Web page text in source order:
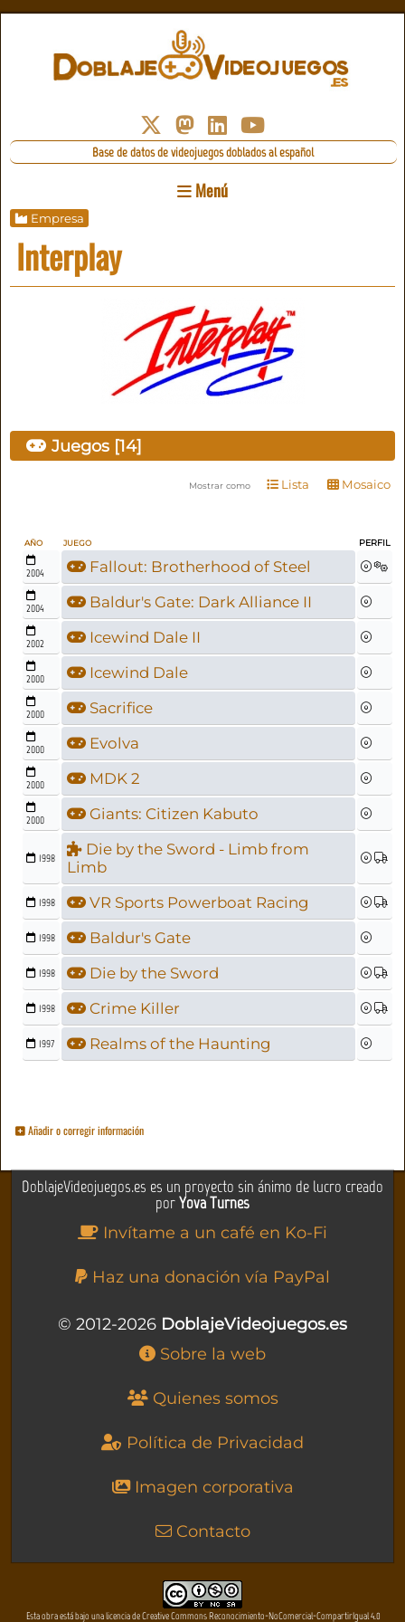
Base de datos de videojuegos doblados al español
Menú
Empresa
Interplay
Juegos [14]
Mostrar como Lista Mosaico
AÑO JUEGO PERFIL
2004 Fallout: Brotherhood of Steel
2004 Baldur's Gate: Dark Alliance II
2002 Icewind Dale II
2000 Icewind Dale
2000 Sacrifice
2000 Evolva
2000 MDK 2
2000 Giants: Citizen Kabuto
1998
Die by the Sword - Limb from
Limb
1998 VR Sports Powerboat Racing
1998 Baldur's Gate
1998 Die by the Sword
1998 Crime Killer
1997 Realms of the Haunting
Añadir o corregir información
DoblajeVideojuegos.es es un proyecto sin ánimo de lucro creado
porYova Turnes
Invítame a un café en Ko-Fi
Haz una donación vía PayPal
© 2012-2026 DoblajeVideojuegos.es
Sobre la web
Quienes somos
Política de Privacidad
Imagen corporativa
Contacto
Esta obra está bajo una licencia de Creative Commons Reconocimiento-NoComercial-CompartirIgual 4.0